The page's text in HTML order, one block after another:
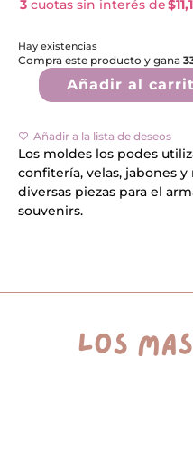
3 cuotas sin interés de
Hay existencias
Compra este producto y gana
*Minnie*
cantidad
Añadir al
Añadir a la lista de deseos
Los moldes los podes
confitería, velas, jabones
diversas piezas para el
souvenirs.
los